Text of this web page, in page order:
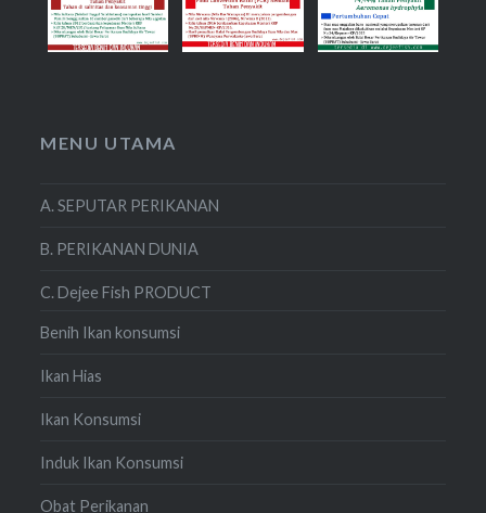
MENU UTAMA
A. SEPUTAR PERIKANAN
B. PERIKANAN DUNIA
C. Dejee Fish PRODUCT
Benih Ikan konsumsi
Ikan Hias
Ikan Konsumsi
Induk Ikan Konsumsi
Obat Perikanan